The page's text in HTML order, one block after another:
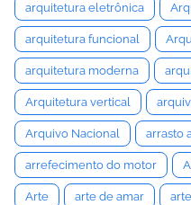
arquitetura eletrônica
arquitetura funcional
arquitetura moderna
Arquitetura vertical
Arquivo Nacional arrasto
arrefecimento do motor
Arte arte de amar